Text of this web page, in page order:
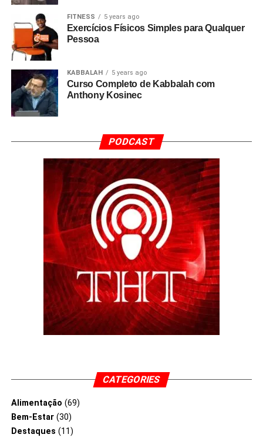
FITNESS 5 years ago
Exercícios Físicos Simples para Qualquer
Pessoa
KABBALAH 5 years ago
Curso Completo de Kabbalah com
Anthony Kosinec
PODCAST
CATEGORIES
Alimentação (69)
Bem-Estar(30)
Destaques (11)